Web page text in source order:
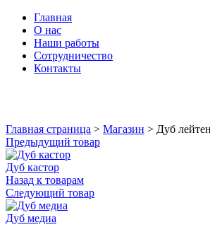
Главная
О нас
Наши работы
Сотрудничество
Контакты
Главная страница > Магазин > Дуб
Предыдущий товар
Дуб кастор
Назад к товарам
Следующий товар
Дуб медиа